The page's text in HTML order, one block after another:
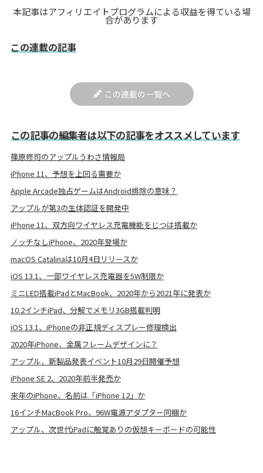
本記事はアフィリエイトプログラムによる収益を得ている場
合があります
この連載の記事
この連載の一覧へ
この記事の編集者は以下の記事をオススメしています
篠原修司のアップルうわさ情報局
iPhone 11、予想を上回る需要か
Apple Arcade独占ゲームはAndroid排除の意味？
アップルが第3の生体認証を開発中
iPhone 11、双方向ワイヤレス充電機能をじつは搭載か
ノッチなしiPhone、2020年登場か
macOS Catalinaは10月4日リリースか
iOS 13.1、一部ワイヤレス充電器を5W制限か
ミニLED搭載iPadとMacBook、2020年から2021年に発表か
10.2インチiPad、分解でメモリ3GB搭載判明
iOS 13.1、iPhoneの非正規ディスプレー修理検出
2020年iPhone、金属フレームデザインに？
アップル、新製品発表イベント10月29日開催予想
iPhone SE 2、2020年前半発売か
来年のiPhone、名前は「iPhone 12」か
16インチMacBook Pro、96W電源アダプター同梱か
アップル、次世代iPadに触覚ありの仮想キーボードの可能性